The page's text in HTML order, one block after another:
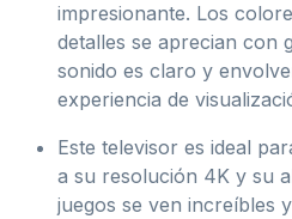
impresionante. Los
detalles se aprecian con
sonido es claro y
experiencia de
Este televisor es ideal
a su resolución 4K y su
juegos se ven increíbles